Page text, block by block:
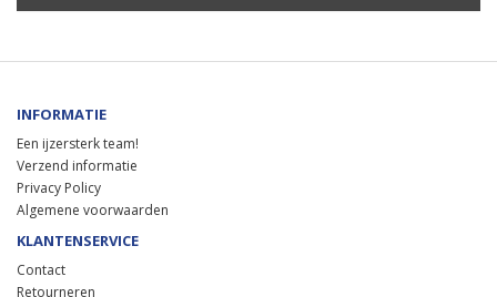
INFORMATIE
Een ijzersterk team!
Verzend informatie
Privacy Policy
Algemene voorwaarden
KLANTENSERVICE
Contact
Retourneren